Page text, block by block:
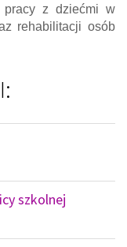
pracy z dziećmi w
rehabilitacji osób
szkolnej